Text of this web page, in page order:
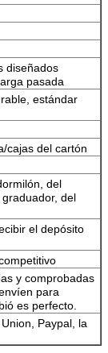
diseñados
pasada
estándar
cajas del cartón
del
del
el depósito
y comprobadas
para
es perfecto.
Paypal, la